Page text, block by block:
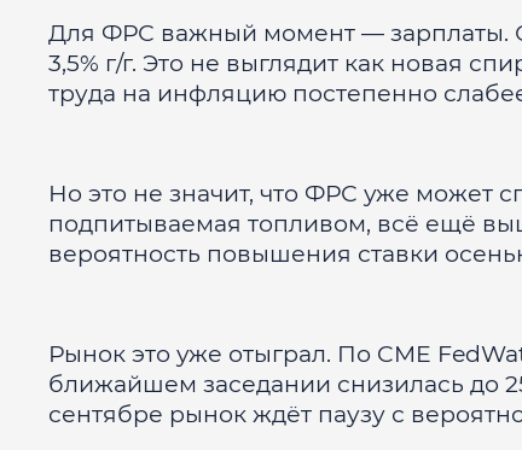
Для ФРС важный момент — зарплаты.
3,5% г/г. Это не выглядит как новая
труда на инфляцию постепенно
Но это не значит, что ФРС уже может
подпитываемая топливом, всё ещё
вероятность повышения ставки
Рынок это уже отыграл. По CME
ближайшем заседании снизилась до
сентябре рынок ждёт паузу с